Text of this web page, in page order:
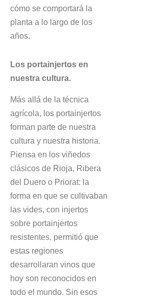
cómo se comportará la
planta a lo largo de los
años.
Los portainjertos en
nuestra cultura.
Más allá de la técnica
agrícola, los portainjertos
forman parte de nuestra
cultura y nuestra historia.
Piensa en los viñedos
clásicos de Rioja, Ribera
del Duero o Priorat: la
forma en que se cultivaban
las vides, con injertos
sobre portainjertos
resistentes, permitió que
estas regiones
desarrollaran vinos que
hoy son reconocidos en
todo el mundo. Sin esos